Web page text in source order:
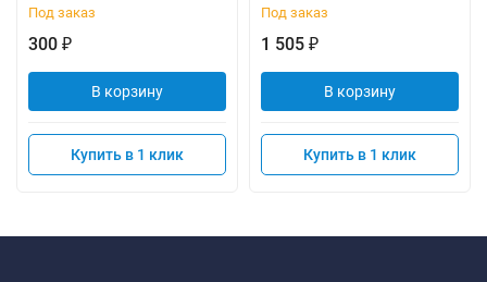
Под заказ
300 ₽
В корзину
Купить в 1 клик
Под заказ
1 505 ₽
В корзину
Купить в 1 клик